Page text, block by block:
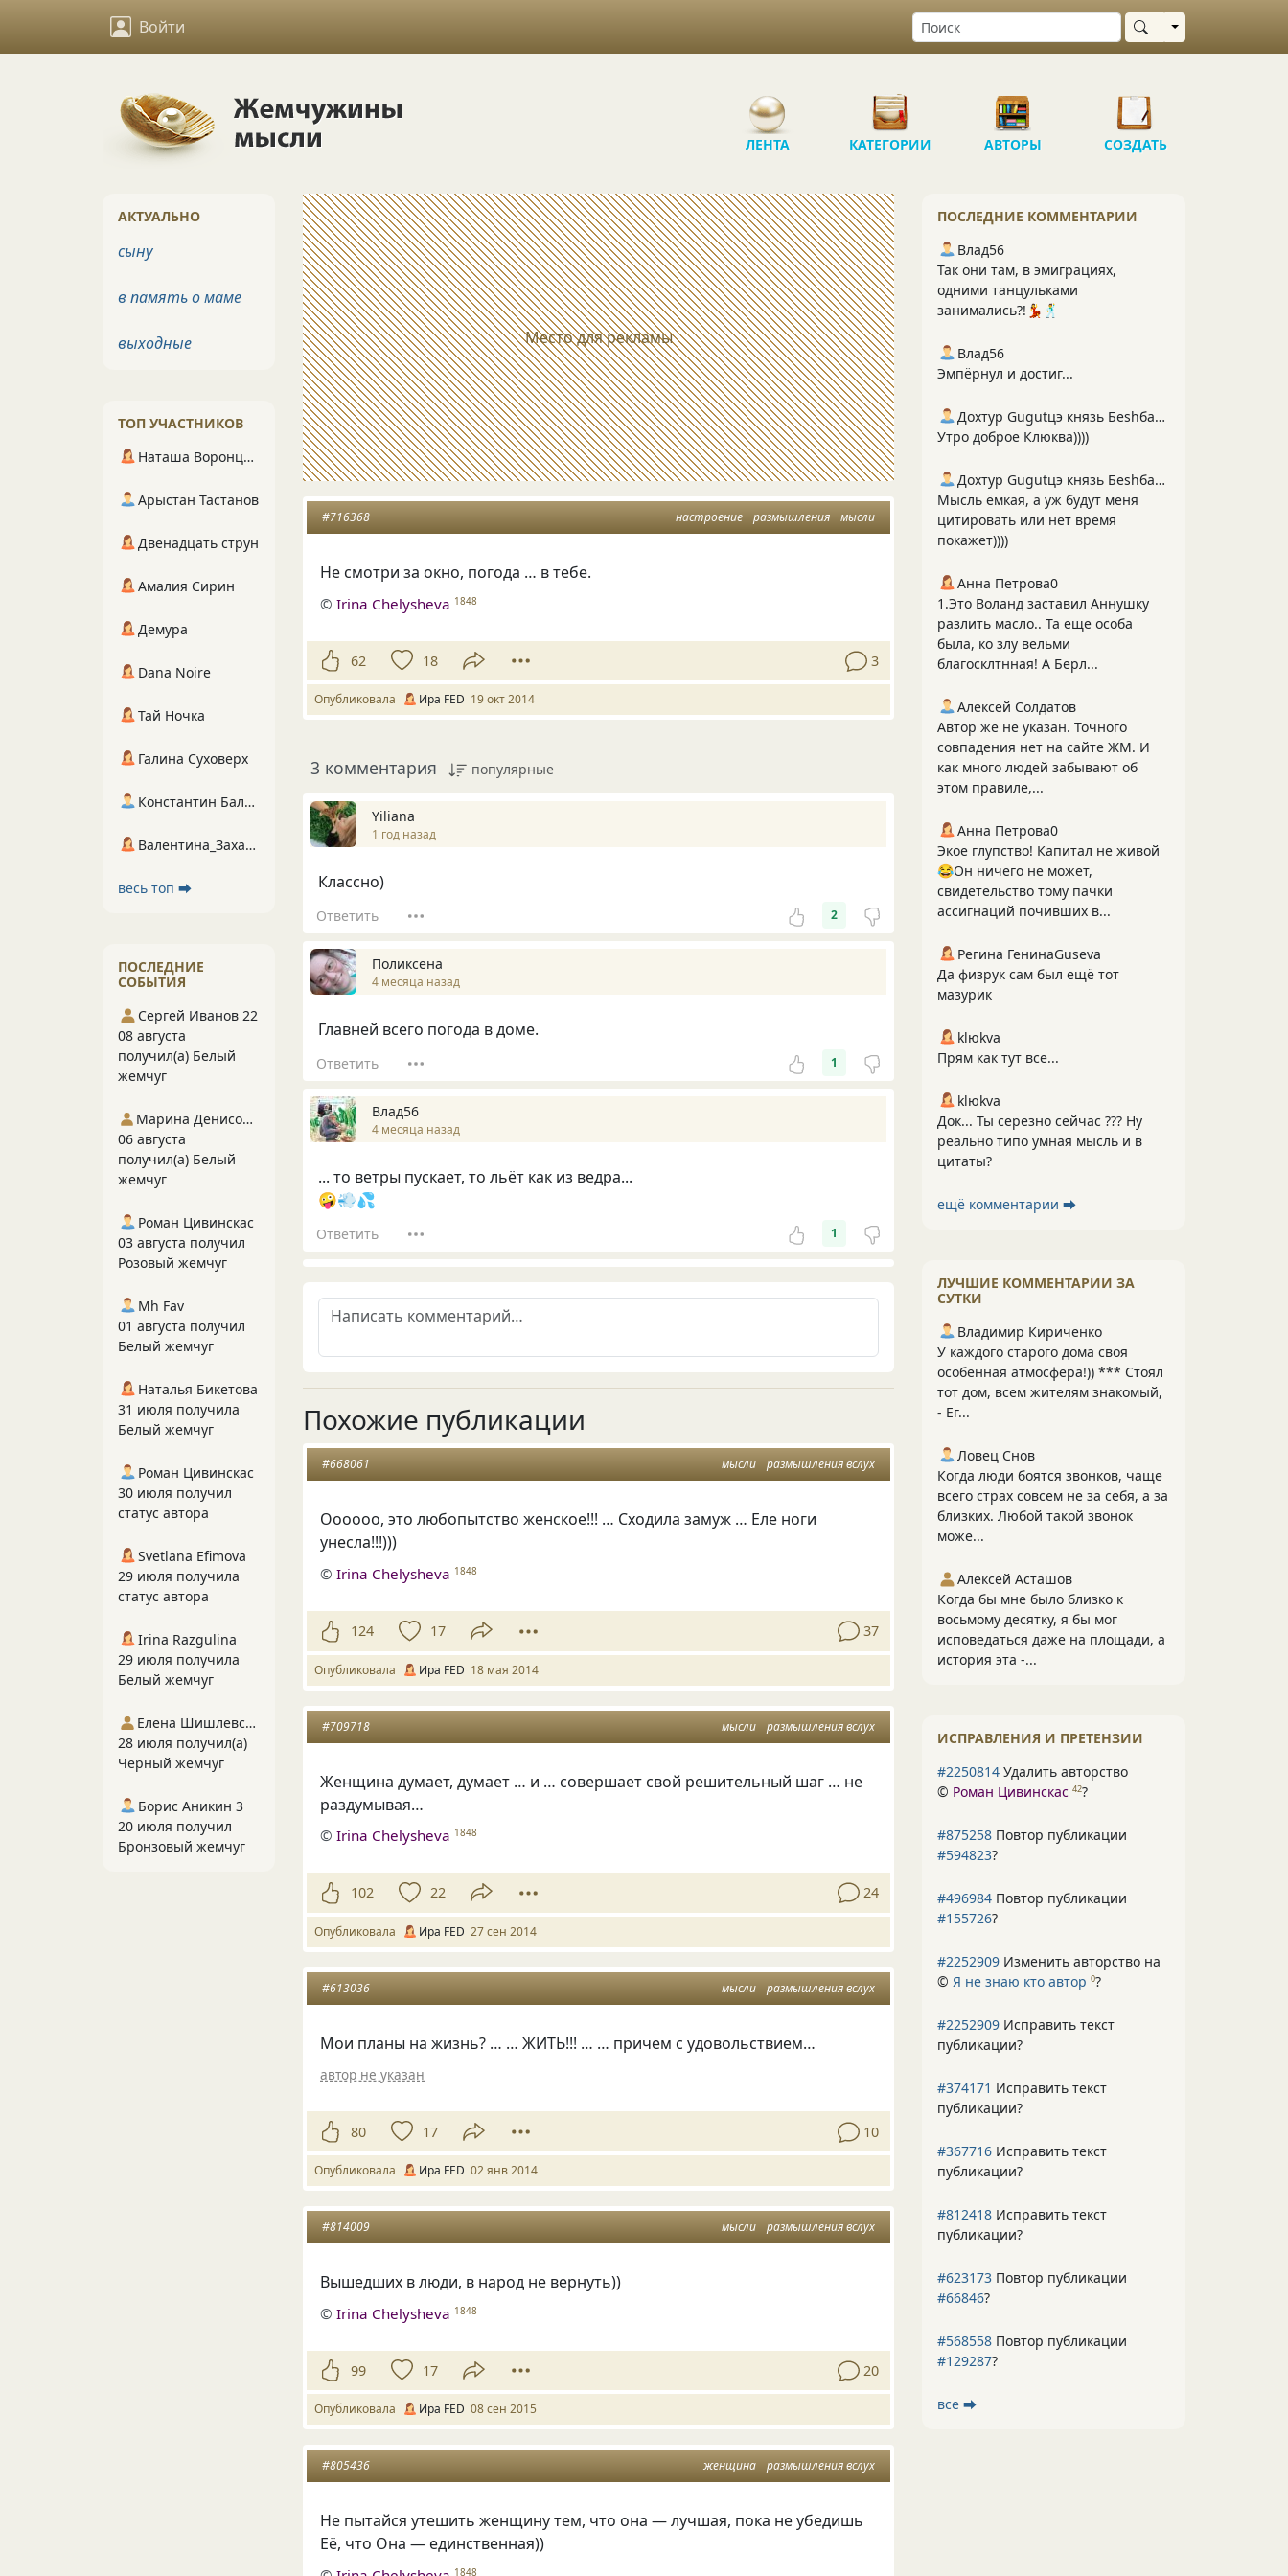
Войти Выбрать область
ЛЕНТА КАТЕГОРИИ АВТОРЫ СОЗДАТЬ
Место для рекламы
настроение размышления мысли
#716368
Не смотри за окно, погода … в тебе.
©Irina Chelysheva 1848
62 18 3
Опубликовала Ира FED 19 окт 2014
3 комментария популярные
Yiliana
1 год назад
Классно)
Ответить 2
Поликсена
4 месяца назад
Главней всего погода в доме.
Ответить 1
Влад56
4 месяца назад
... то ветры пускает, то льёт как из ведра...
🤪💨💦
Ответить 1
Похожие публикации
мысли размышления вслух
#668061
Оооооо, это любопытство женское!!! … Сходила замуж … Еле ноги
унесла!!!)))
©Irina Chelysheva 1848
124 17 37
Опубликовала Ира FED 18 мая 2014
мысли размышления вслух
#709718
Женщина думает, думает … и … совершает свой решительный шаг … не
раздумывая…
©Irina Chelysheva 1848
102 22 24
Опубликовала Ира FED 27 сен 2014
мысли размышления вслух
#613036
Мои планы на жизнь? … … ЖИТЬ!!! … … причем с удовольствием…
автор не указан
80 17 10
Опубликовала Ира FED 02 янв 2014
мысли размышления вслух
#814009
Вышедших в люди, в народ не вернуть))
©Irina Chelysheva 1848
99 17 20
Опубликовала Ира FED 08 сен 2015
женщина размышления вслух
#805436
Не пытайся утешить женщину тем, что она — лучшая, пока не убедишь
Её, что Она — единственная))
1848
ПОСЛЕДНИЕ КОММЕНТАРИИ
Влад56
Так они там, в эмиграциях,
одними танцульками
занимались?!💃🕺
Влад56
Эмпёрнул и достиг...
Дохтур Gugutцэ князь Беshбармакоff
Утро доброе Клюква))))
Дохтур Gugutцэ князь Беshбармакоff
Мысль ёмкая, а уж будут меня
цитировать или нет время
покажет))))
Анна Петрова0
1.Это Воланд заставил Аннушку
разлить масло.. Та еще особа
была, ко злу вельми
благосклтнная! А Берл...
Алексей Солдатов
Автор же не указан. Точного
совпадения нет на сайте ЖМ. И
как много людей забывают об
этом правиле,...
Анна Петрова0
Экое глупство! Капитал не живой
😂Он ничего не может,
свидетельство тому пачки
ассигнаций почивших в...
Регина ГенинаGuseva
Да физрук сам был ещё тот
мазурик
klюkva
Прям как тут все...
klюkva
Док... Ты серезно сейчас ??? Ну
реально типо умная мысль и в
цитаты?
ещё комментарии ⮕
ЛУЧШИЕ КОММЕНТАРИИ ЗА
СУТКИ
Владимир Кириченко
У каждого старого дома своя
особенная атмосфера!)) *** Стоял
тот дом, всем жителям знакомый,
- Ег...
Ловец Снов
Когда люди боятся звонков, чаще
всего страх совсем не за себя, а за
близких. Любой такой звонок
може...
Алексей Асташов
Когда бы мне было близко к
восьмому десятку, я бы мог
исповедаться даже на площади, а
история эта -...
ИСПРАВЛЕНИЯ И ПРЕТЕНЗИИ
#2250814 Удалить авторство
© Роман Цивинскас 42?
#875258 Повтор публикации
#594823?
#496984 Повтор публикации
#155726?
#2252909 Изменить авторство на
© Я не знаю кто автор 0?
#2252909 Исправить текст
публикации?
#374171 Исправить текст
публикации?
#367716 Исправить текст
публикации?
#812418 Исправить текст
публикации?
#623173 Повтор публикации
#66846?
#568558 Повтор публикации
#129287?
все ⮕
АКТУАЛЬНО
сыну
в память о маме
выходные
ТОП УЧАСТНИКОВ
Наташа Воронцова
Арыстан Тастанов
Двенадцать струн
Амалия Сирин
Демура
Dana Noire
Тай Ночка
Галина Суховерх
Константин Балухта
Валентина_Захарова
весь топ ⮕
ПОСЛЕДНИЕ
СОБЫТИЯ
Сергей Иванов 22
08 августа
получил(а) Белый
жемчуг
Марина Денисова 5
06 августа
получил(а) Белый
жемчуг
Роман Цивинскас
03 августа получил
Розовый жемчуг
Mh Fav
01 августа получил
Белый жемчуг
Наталья Бикетова
31 июля получила
Белый жемчуг
Роман Цивинскас
30 июля получил
статус автора
Svetlana Efimova
29 июля получила
статус автора
Irina Razgulina
29 июля получила
Белый жемчуг
Елена Шишлевская
28 июля получил(а)
Черный жемчуг
Борис Аникин 3
20 июля получил
Бронзовый жемчуг